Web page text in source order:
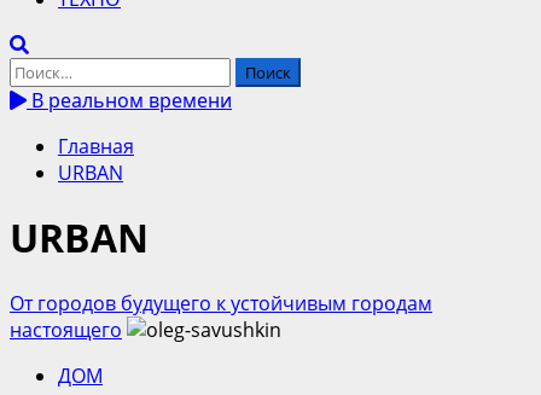
Найти:
В реальном времени
Главная
URBAN
URBAN
От городов будущего к устойчивым городам
настоящего
ДОМ